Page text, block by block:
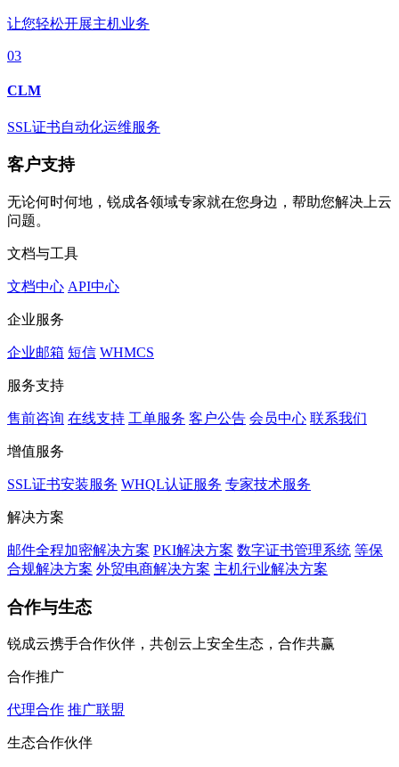
让您轻松开展主机业务
03
CLM
SSL证书自动化运维服务
客户支持
无论何时何地，锐成各领域专家就在您身边，帮助您解决上云
问题。
文档与工具
文档中心 API中心
企业服务
企业邮箱 短信 WHMCS
服务支持
售前咨询 在线支持 工单服务 客户公告 会员中心 联系我们
增值服务
SSL证书安装服务 WHQL认证服务 专家技术服务
解决方案
邮件全程加密解决方案 PKI解决方案 数字证书管理系统 等保
合规解决方案 外贸电商解决方案 主机行业解决方案
合作与生态
锐成云携手合作伙伴，共创云上安全生态，合作共赢
合作推广
代理合作 推广联盟
生态合作伙伴